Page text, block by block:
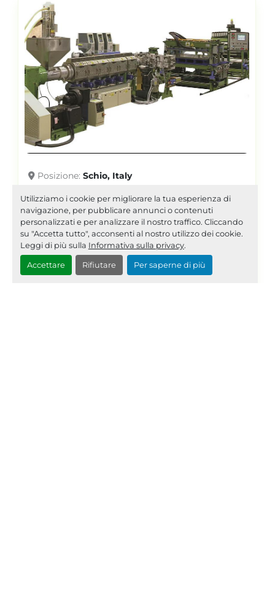
Utilizziamo i cookie per migliorare la tua esperienza di
navigazione, per pubblicare annunci o contenuti
personalizzati e per analizzare il nostro traffico. Cliccando
su "Accetta tutto", acconsenti al nostro utilizzo dei cookie.
Leggi di più sulla Informativa sulla privacy.
Accettare Rifiutare Per saperne di più
Posizione Schio, Italy
2003 PROFILE DIES IA08
ES0096
IN PRIMO PIANO
ESTRUSORE PRINCIPALE MONOVITE